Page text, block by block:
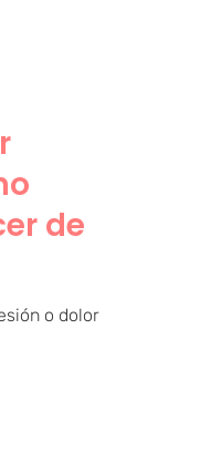
de
o dolor